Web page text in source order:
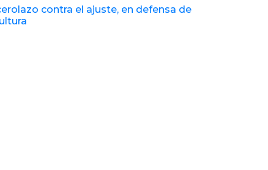
contra el ajuste, en defensa de